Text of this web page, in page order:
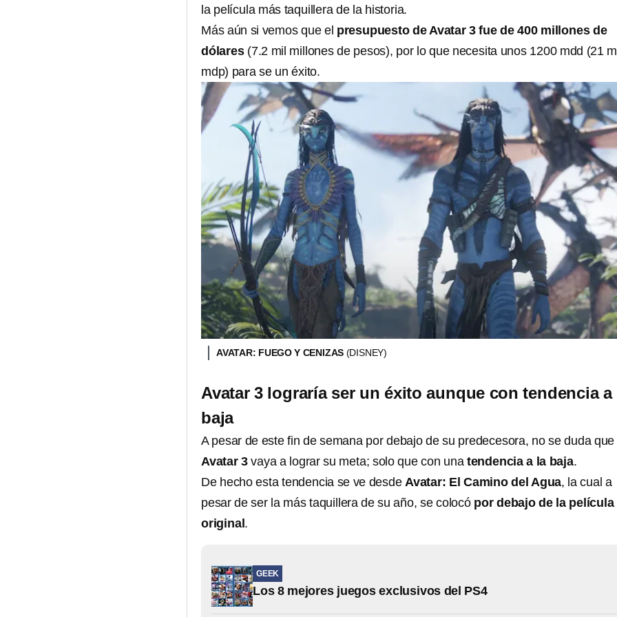
la película más taquillera de la historia.
Más aún si vemos que el presupuesto de Avatar 3 fue de 400 millones de
dólares(7.2 mil millones de pesos), por lo que necesita unos 1200 mdd (21
mdp) para se un éxito.
AVATAR: FUEGO Y CENIZAS (DISNEY)
Avatar 3 lograría ser un éxito aunque con tendencia a
baja
A pesar de este fin de semana por debajo de su predecesora, no se duda que
Avatar 3vaya a lograr su meta; solo que con una tendencia a la baja.
De hecho esta tendencia se ve desde Avatar: El Camino del Agua, la cual a
pesar de ser la más taquillera de su año, se colocó por debajo de la película
original.
GEEK
Los 8 mejores juegos exclusivos del PS4